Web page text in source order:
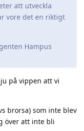
att utveckla
vore det en riktigt
Hampus
på vippen att vi
brorsa) som inte blev
över att inte bli